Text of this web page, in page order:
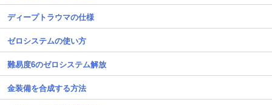
ディープトラウマの仕様
ゼロシステムの使い方
難易度6のゼロシステム解放
金装備を合成する方法